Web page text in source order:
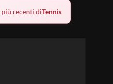
recenti diTennis